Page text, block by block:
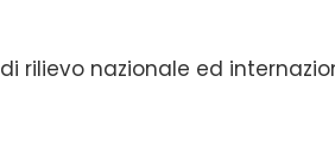
rilievo nazionale ed